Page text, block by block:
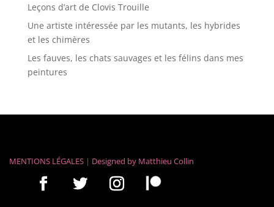
Leçons d’art de Clovis Trouille
Une artiste intéressée par les mutants, les hybrides
et les chimères
Les fauves, les chats sauvages et les félins dans mes
peintures
MENTIONS LÉGALES | Designed by Matthieu Collin